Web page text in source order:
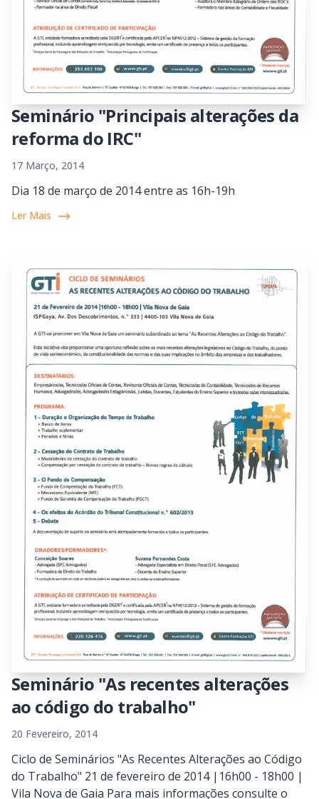
Seminário "Principais alterações da
reforma do IRC"
17 Março, 2014
Dia 18 de março de 2014 entre as 16h-19h
Ler Mais
Seminário "As recentes alterações
ao código do trabalho"
20 Fevereiro, 2014
Ciclo de Seminários "As Recentes Alterações ao Código
do Trabalho" 21 de fevereiro de 2014 |16h00 - 18h00 |
Vila Nova de Gaia Para mais informações consulte o